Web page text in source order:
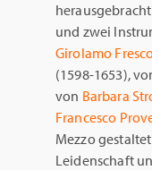
und zwei
Girolamo
(1598-1653),
von Barbara
Francesco
Mezzo
Leidenschaft